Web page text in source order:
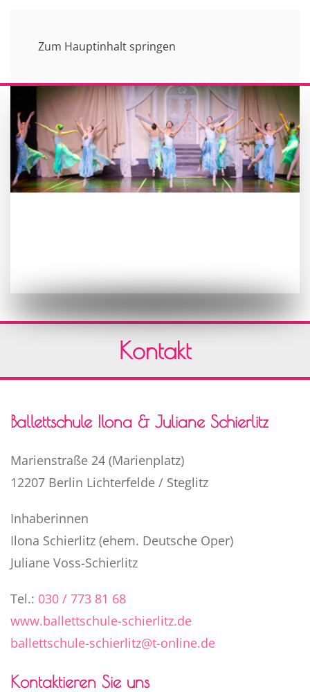
Zum Hauptinhalt springen
Kontakt
Ballettschule Ilona & Juliane Schierlitz
Marienstraße 24 (Marienplatz)
12207 Berlin Lichterfelde / Steglitz
Inhaberinnen
Ilona Schierlitz (ehem. Deutsche Oper)
Juliane Voss-Schierlitz
Tel.: 030 / 773 81 68
www.ballettschule-schierlitz.de
ballettschule-schierlitz@t-online.de
Kontaktieren Sie uns